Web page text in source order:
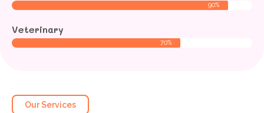
90%
Veterinary
70%
Our Services